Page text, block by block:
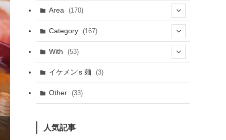
Area (170)
(1)
(6)
Category (167)
(114)
With (53)
(15)
(43)
(31)
イケメン's 麺 (3)
Other (33)
人気記事